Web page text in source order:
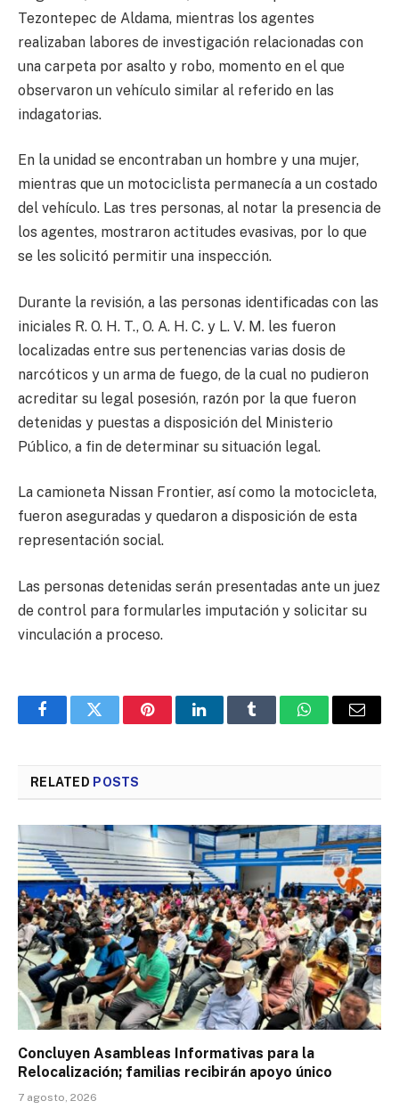
Tezontepec de Aldama, mientras los agentes
realizaban labores de investigación relacionadas con
una carpeta por asalto y robo, momento en el que
observaron un vehículo similar al referido en las
indagatorias.
En la unidad se encontraban un hombre y una mujer,
mientras que un motociclista permanecía a un costado
del vehículo. Las tres personas, al notar la presencia de
los agentes, mostraron actitudes evasivas, por lo que
se les solicitó permitir una inspección.
Durante la revisión, a las personas identificadas con las
iniciales R. O. H. T., O. A. H. C. y L. V. M. les fueron
localizadas entre sus pertenencias varias dosis de
narcóticos y un arma de fuego, de la cual no pudieron
acreditar su legal posesión, razón por la que fueron
detenidas y puestas a disposición del Ministerio
Público, a fin de determinar su situación legal.
La camioneta Nissan Frontier, así como la motocicleta,
fueron aseguradas y quedaron a disposición de esta
representación social.
Las personas detenidas serán presentadas ante un juez
de control para formularles imputación y solicitar su
vinculación a proceso.
FacebookTwitter PinterestLinkedInTumblr WhatsAppEmail
RELATED POSTS
Concluyen Asambleas Informativas para la
Relocalización; familias recibirán apoyo único
7 agosto, 2026